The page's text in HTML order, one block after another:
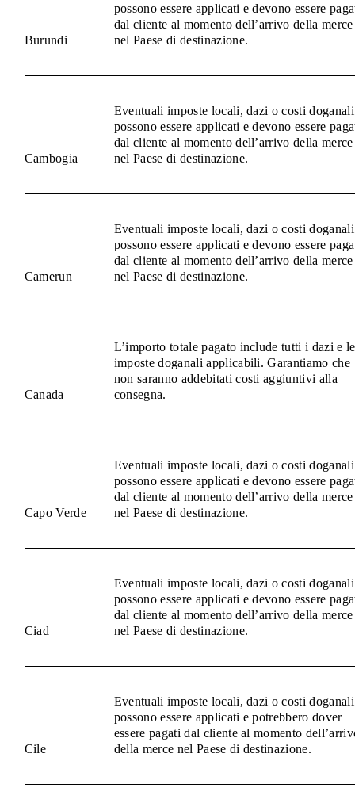
Burundi
possono essere applicati e devono essere
dal cliente al momento dell’arrivo della merce
nel Paese di destinazione.
Cambogia
Eventuali imposte locali, dazi o costi doganali
possono essere applicati e devono essere
dal cliente al momento dell’arrivo della merce
nel Paese di destinazione.
Camerun
Eventuali imposte locali, dazi o costi doganali
possono essere applicati e devono essere
dal cliente al momento dell’arrivo della merce
nel Paese di destinazione.
Canada
L’importo totale pagato include tutti i dazi e le
imposte doganali applicabili. Garantiamo che
non saranno addebitati costi aggiuntivi alla
consegna.
Capo Verde
Eventuali imposte locali, dazi o costi doganali
possono essere applicati e devono essere
dal cliente al momento dell’arrivo della merce
nel Paese di destinazione.
Ciad
Eventuali imposte locali, dazi o costi doganali
possono essere applicati e devono essere
dal cliente al momento dell’arrivo della merce
nel Paese di destinazione.
Cile
Eventuali imposte locali, dazi o costi doganali
possono essere applicati e potrebbero dover
essere pagati dal cliente al momento
della merce nel Paese di destinazione.